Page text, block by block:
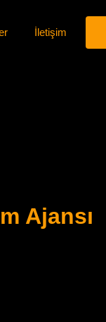
İletişim
Ajansı